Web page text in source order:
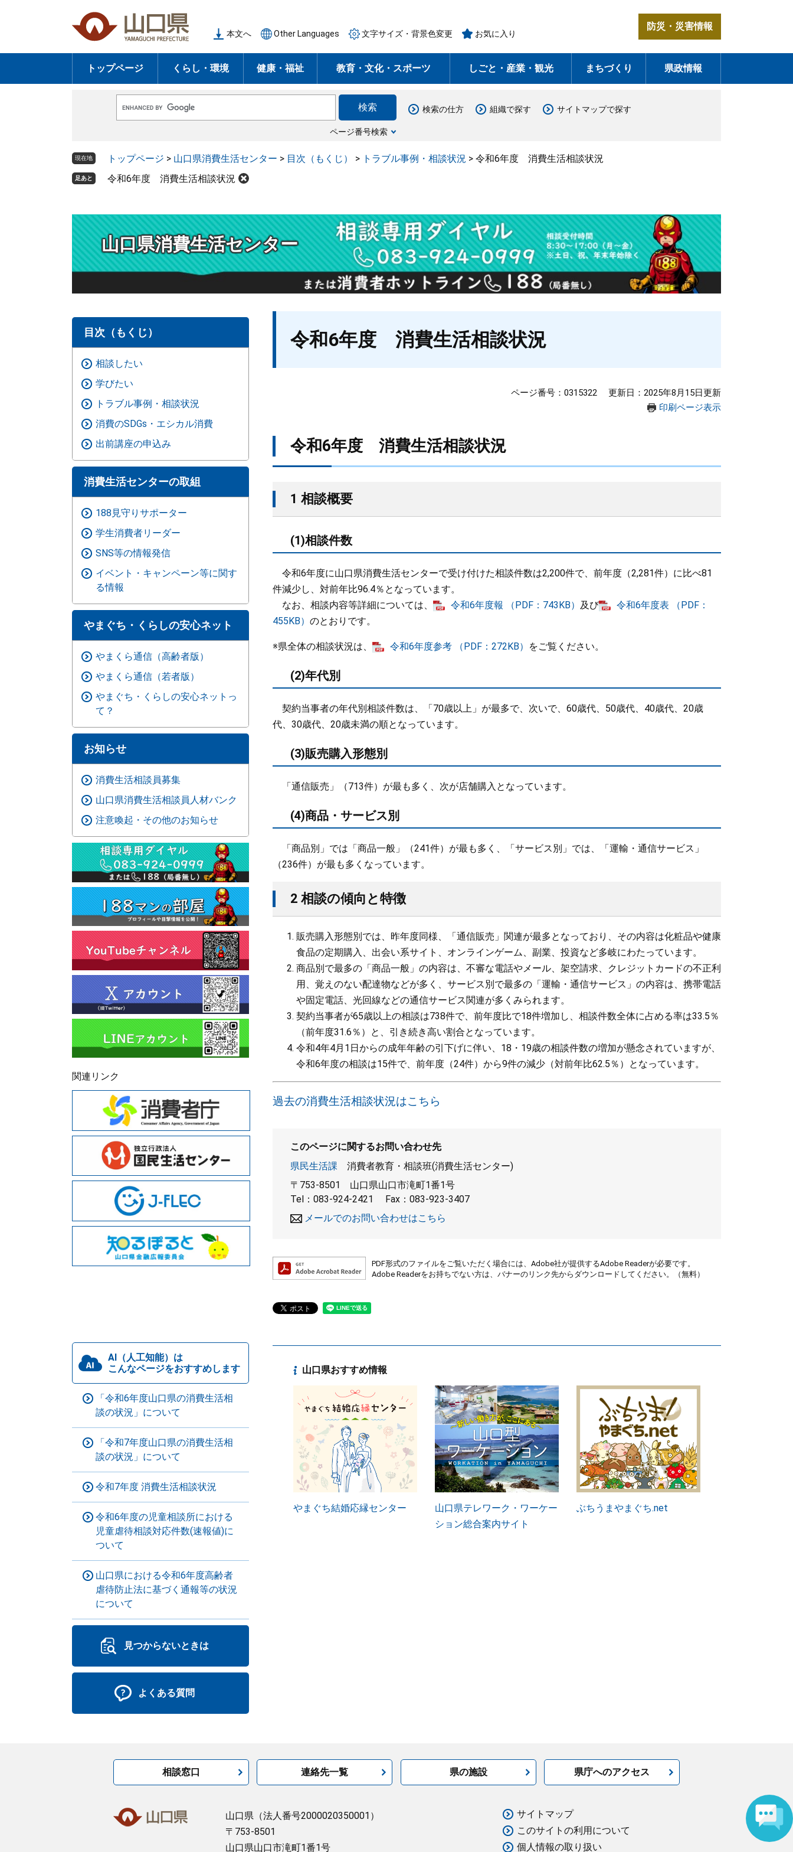
の
頭
ー
飛
本文へ Other Languages 文字サイズ・背景色変更 お気に入り
防災・災害情報
トップページ くらし・環境 健康・福祉 教育・文化・スポーツ しごと・産業・観光 まちづくり 県政情報
o
e
ス
索
ページ番号検索
検索の仕方 組織で探す サイトマップで探す
現在地 トップページ > 山口県消費生活センター > 目次（もくじ） > トラブル事例・相談状況 > 令和6年度 消費生活相談状況
足あと 令和6年度 消費生活相談状況
山口県消費生活センター
令和6年度 消費生活相談状況
ページ番号：0315322
更新日：2025年8月15日更新
印刷ページ表示
令和6年度 消費生活相談状況
1 相談概要
(1)相談件数
令和6年度に山口県消費生活センターで受け付けた相談件数は2,200件で、前年度（2,281件）に比べ81
件減少し、対前年比96.4％となっています。
なお、相談内容等詳細については、
令和6年度報 （PDF：743KB） 及び
令和6年度表 （PDF：
455KB） のとおりです。
※県全体の相談状況は、 令和6年度参考 （PDF：272KB） をご覧ください。
(2)年代別
契約当事者の年代別相談件数は、「70歳以上」が最多で、次いで、60歳代、50歳代、40歳代、20歳
代、30歳代、20歳未満の順となっています。
(3)販売購入形態別
「通信販売」（713件）が最も多く、次が店舗購入となっています。
(4)商品・サービス別
「商品別」では「商品一般」（241件）が最も多く、「サービス別」では、「運輸・通信サービス」
（236件）が最も多くなっています。
2 相談の傾向と特徴
販売購入形態別では、昨年度同様、「通信販売」関連が最多となっており、その内容は化粧品や健康
食品の定期購入、出会い系サイト、オンラインゲーム、副業、投資など多岐にわたっています。
商品別で最多の「商品一般」の内容は、不審な電話やメール、架空請求、クレジットカードの不正利
用、覚えのない配達物などが多く、サービス別で最多の「運輸・通信サービス」の内容は、携帯電話
や固定電話、光回線などの通信サービス関連が多くみられます。
契約当事者が65歳以上の相談は738件で、前年度比で18件増加し、相談件数全体に占める率は33.5％
（前年度31.6％）と、引き続き高い割合となっています。
令和4年4月1日からの成年年齢の引下げに伴い、18・19歳の相談件数の増加が懸念されていますが、
令和6年度の相談は15件で、前年度（24件）から9件の減少（対前年比62.5％）となっています。
過去の消費生活相談状況はこちら
このページに関するお問い合わせ先
県民生活課
消費者教育・相談班(消費生活センター)
〒753-8501
山口県山口市滝町1番1号
Tel：083-924-2421
Fax：083-923-3407
メールでのお問い合わせはこちら
PDF形式のファイルをご覧いただく場合には、Adobe社が提供するAdobe Readerが必要です。
Adobe Readerをお持ちでない方は、バナーのリンク先からダウンロードしてください。（無料）
山口県おすすめ情報
やまぐち結婚応縁センター
山口県テレワーク・ワーケー
ション総合案内サイト
ぶちうまやまぐち.net
目次（もくじ）
相談したい
学びたい
トラブル事例・相談状況
消費のSDGs・エシカル消費
出前講座の申込み
消費生活センターの取組
188見守りサポーター
学生消費者リーダー
SNS等の情報発信
イベント・キャンペーン等に関す
る情報
やまぐち・くらしの安心ネット
やまくら通信（高齢者版）
やまくら通信（若者版）
やまぐち・くらしの安心ネットっ
て？
お知らせ
消費生活相談員募集
山口県消費生活相談員人材バンク
注意喚起・その他のお知らせ
関連リンク
AI（人工知能）は
こんなページをおすすめします
「令和6年度山口県の消費生活相
談の状況」について
「令和7年度山口県の消費生活相
談の状況」について
令和7年度 消費生活相談状況
令和6年度の児童相談所における
児童虐待相談対応件数(速報値)に
ついて
山口県における令和6年度高齢者
虐待防止法に基づく通報等の状況
について
見つからないときは
よくある質問
相談窓口 連絡先一覧 県の施設 県庁へのアクセス
山口県 （法人番号2000020350001）
〒753-8501
山口県山口市滝町1番1号
サイトマップ
このサイトの利用について
個人情報の取り扱い